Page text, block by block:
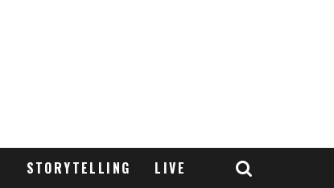
STORYTELLING LIVE